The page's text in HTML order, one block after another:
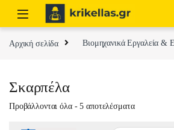
Skip to navigation
Skip to content
Αρχική σελίδα Βιομηχανικά Εργαλεία &
Σκαρπέλα
Προβάλλονται όλα - 5 αποτελέσματαSorted by